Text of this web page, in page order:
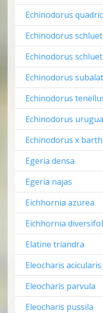
Echinodorus
Echinodorus
Echinodorus
Echinodorus
Echinodorus
Echinodorus
Echinodorus x
Egeria densa
Egeria najas
Eichhornia azurea
Eichhornia
Elatine triandra
Eleocharis acicularis
Eleocharis parvula
Eleocharis pussila